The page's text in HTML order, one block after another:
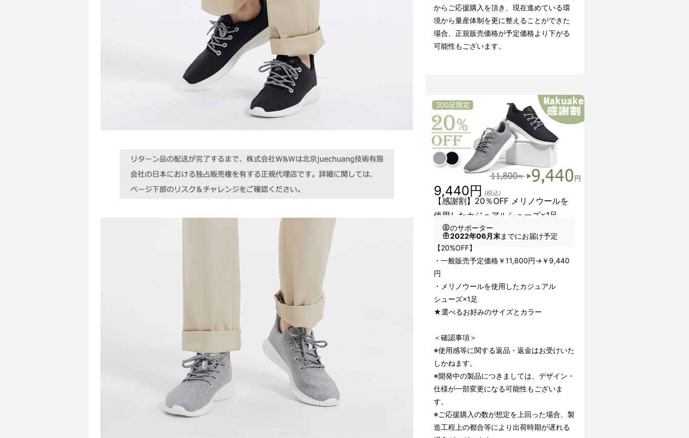
からご応援購入を頂き、現在進めている環
境から量産体制を更に整えることができた
場合、正規販売価格が予定価格より下がる
可能性もございます。
【感謝割】20％OFF メリノウールを
使用したカジュアルシューズ×1足
9,440円 (税込)
のサポーター
2022年06月末までにお届け予定
【20%OFF】
・一般販売予定価格￥11,800円→￥9,440
円
・メリノウールを使用したカジュアル
シューズ×1足
★選べるお好みのサイズとカラー
＜確認事項＞
※使用感等に関する返品・返金はお受けいた
しかねます。
※開発中の製品につきましては、デザイン・
仕様が一部変更になる可能性もございま
す。
※ご応援購入の数が想定を上回った場合、製
造工程上の都合等により出荷時期が遅れる